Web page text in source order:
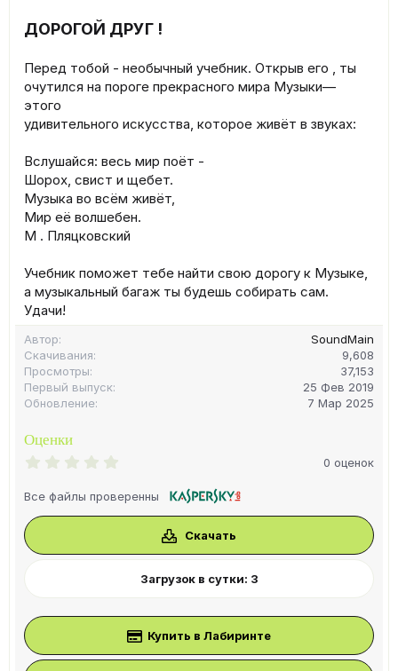
ДОРОГОЙ ДРУГ !
Перед тобой - необычный учебник. Открыв его , ты
очутился на пороге прекрасного мира Музыки—
этого
удивительного искусства, которое живёт в звуках:
Вслушайся: весь мир поёт -
Шорох, свист и щебет.
Музыка во всём живёт,
Мир её волшебен.
М . Пляцковский
Учебник поможет тебе найти свою дорогу к Музыке,
а музыкальный багаж ты будешь собирать сам.
Удачи!
Автор
SoundMain
Скачивания
9,608
Просмотры
37,153
Первый выпуск
25 Фев 2019
Обновление
7 Мар 2025
Оценки
0
з
з
0 оценок
Все файлы проверенны
Скачать
Загрузок в сутки: 3
Купить в Лабиринте